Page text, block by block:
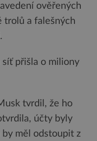
ověřených
trolů a falešných
síť přišla o miliony
tvrdil, že ho
účty byly
by měl odstoupit z